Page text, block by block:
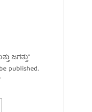
ಜಗತ್ತು”
published.